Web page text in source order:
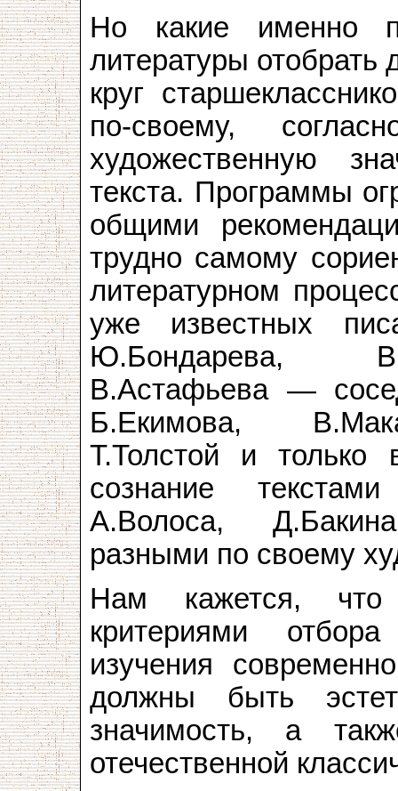
Но какие именно
литературы отобрать
круг
по-своему,
художественную
текста. Программы
общими
трудно самому
литературном
уже известных
Ю.Бондарева,
В.Астафьева —
Б.Екимова,
Т.Толстой и только
сознание
А.Волоса,
разными по своему
Нам кажется,
критериями
изучения
должны быть
значимость, а
отечественной